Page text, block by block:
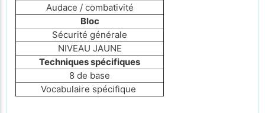
Audace / combativité
Bloc
Sécurité générale
NIVEAU JAUNE
Techniques spécifiques
8 de base
Vocabulaire spécifique